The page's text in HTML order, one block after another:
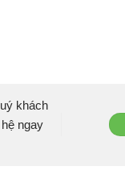
khách
ngay